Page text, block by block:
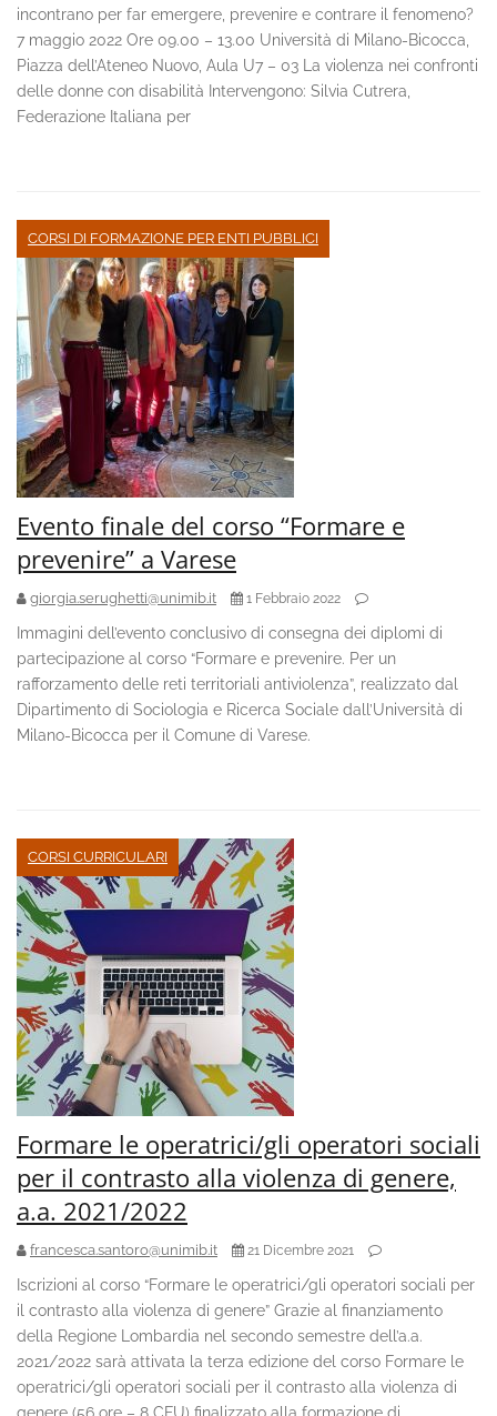
incontrano per far emergere, prevenire e contrare il fenomeno?
7 maggio 2022 Ore 09.00 – 13.00 Università di Milano-Bicocca,
Piazza dell’Ateneo Nuovo, Aula U7 – 03 La violenza nei confronti
delle donne con disabilità Intervengono: Silvia Cutrera,
Federazione Italiana per
CORSI DI FORMAZIONE PER ENTI PUBBLICI
Evento finale del corso “Formare e
prevenire” a Varese
giorgia.serughetti@unimib.it 1 Febbraio 2022
Immagini dell’evento conclusivo di consegna dei diplomi di
partecipazione al corso “Formare e prevenire. Per un
rafforzamento delle reti territoriali antiviolenza”, realizzato dal
Dipartimento di Sociologia e Ricerca Sociale dall’Università di
Milano-Bicocca per il Comune di Varese.
CORSI CURRICULARI
Formare le operatrici/gli operatori sociali
per il contrasto alla violenza di genere,
a.a. 2021/2022
francesca.santoro@unimib.it 21 Dicembre 2021
Iscrizioni al corso “Formare le operatrici/gli operatori sociali per
il contrasto alla violenza di genere” Grazie al finanziamento
della Regione Lombardia nel secondo semestre dell’a.a.
2021/2022 sarà attivata la terza edizione del corso Formare le
operatrici/gli operatori sociali per il contrasto alla violenza di